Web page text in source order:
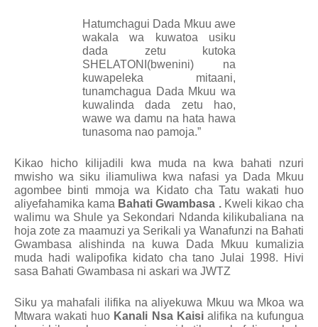
Hatumchagui Dada Mkuu awe
wakala wa kuwatoa usiku
dada zetu kutoka
SHELATONI(bwenini) na
kuwapeleka mitaani,
tunamchagua Dada Mkuu wa
kuwalinda dada zetu hao,
wawe wa damu na hata hawa
tunasoma nao pamoja.”
Kikao hicho kilijadili kwa muda na kwa bahati nzuri
mwisho wa siku iliamuliwa kwa nafasi ya Dada Mkuu
agombee binti mmoja wa Kidato cha Tatu wakati huo
aliyefahamika kama Bahati Gwambasa . Kweli kikao cha
walimu wa Shule ya Sekondari Ndanda kilikubaliana na
hoja zote za maamuzi ya Serikali ya Wanafunzi na Bahati
Gwambasa alishinda na kuwa Dada Mkuu kumalizia
muda hadi walipofika kidato cha tano Julai 1998. Hivi
sasa Bahati Gwambasa ni askari wa JWTZ
Siku ya mahafali ilifika na aliyekuwa Mkuu wa Mkoa wa
Mtwara wakati huo Kanali Nsa Kaisialifika na kufungua